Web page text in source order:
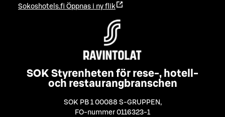
Sokoshotels.fi Öppnas i ny flik
SOK Styrenheten för rese-, hotell-
och restaurangbranschen
SOK PB 1 00088 S-GRUPPEN ,
FO-nummer 0116323-1